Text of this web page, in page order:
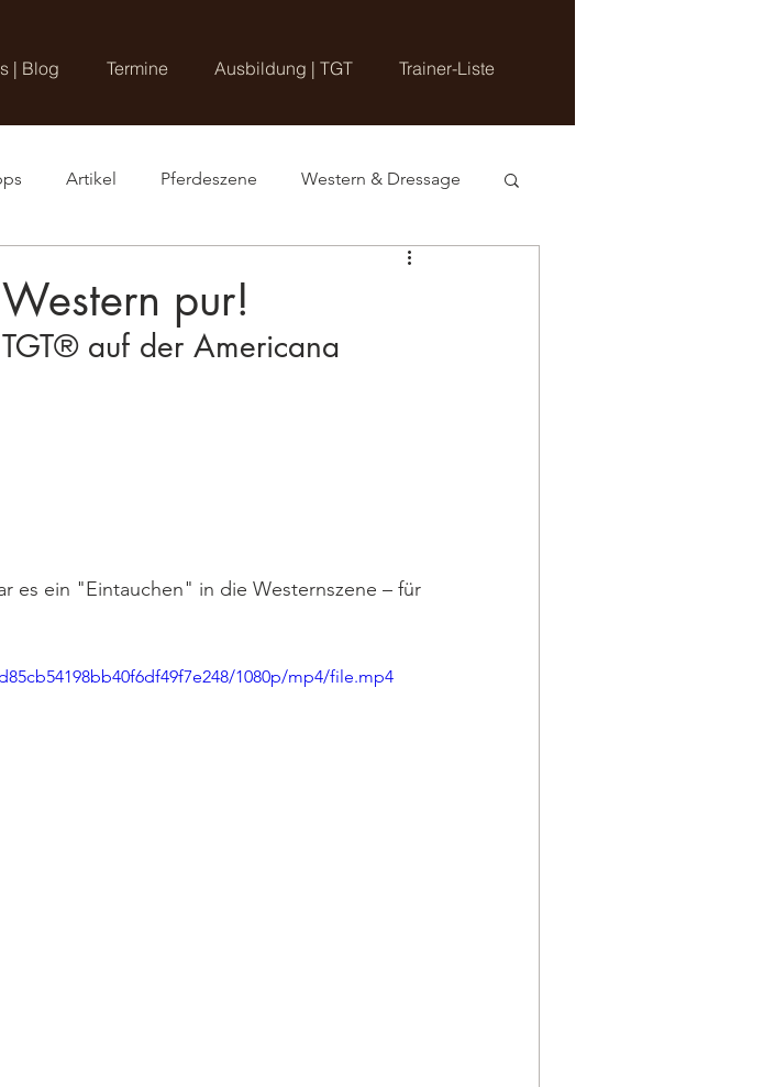
| Blog Termine Ausbildung | TGT Trainer-Liste
Artikel Pferdeszene Western & Dressage
pur!
auf der Americana
es ein "Eintauchen" in die Westernszene – für
1080p/mp4/file.mp4